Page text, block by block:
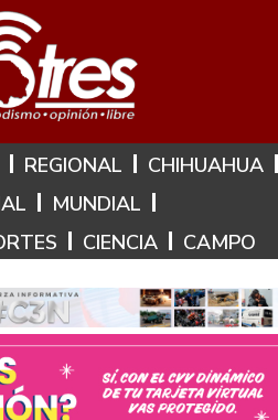
Agosto de 2026
REGIONAL
CHIHUAHUA
MUNDIAL
CIENCIA CAMPO